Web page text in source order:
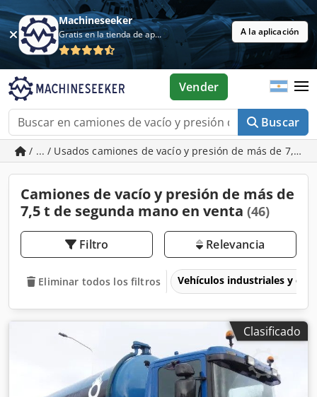
Machineseeker
Gratis en la tienda de aplicaciones A la aplicación
Buscar
Vender
/ ... / Usados camiones de vacío y presión de más de 7,5 t
Camiones de vacío y presión de más de
7,5 t de segunda mano en venta (46)
Filtro Relevancia
Eliminar todos los filtros Vehículos industriales y
Clasificado